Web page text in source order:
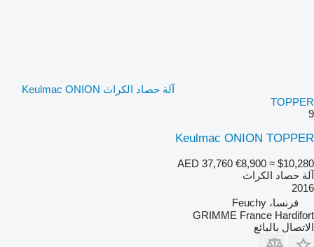
آلة حصاد الكراث Keulmac ONION
TOPPER
9
Keulmac ONION TOPPER
AED 37,760 €8,900 ≈ $10,280
آلة حصاد الكراث
2016
فرنسا، Feuchy
GRIMME France Hardifort
الاتصال بالبائع